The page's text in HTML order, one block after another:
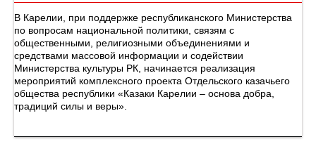
В Карелии, при поддержке республиканского Министерства
по вопросам национальной политики, связям с
общественными, религиозными объединениями и
средствами массовой информации и содействии
Министерства культуры РК, начинается реализация
мероприятий комплексного проекта Отдельского казачьего
общества республики «Казаки Карелии – основа добра,
традиций силы и веры».